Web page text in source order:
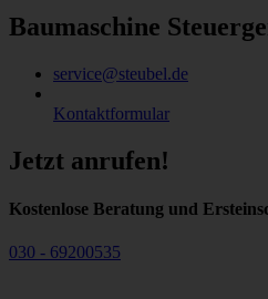
Baumaschine
service@steubel.de
Kontaktformular
Jetzt anrufen!
Kostenlose Beratung und
030 - 69200535